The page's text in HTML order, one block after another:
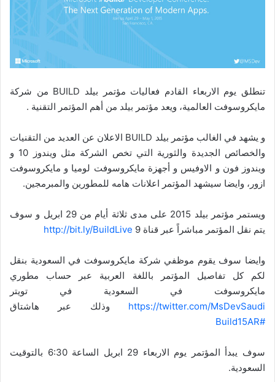
تنطلق يوم الاربعاء القادم فعاليات مؤتمر بيلد BUILD من شركة
مايكروسوفت العالمية، ويعد مؤتمر بيلد من أهم المؤتمر التقنية .
و يشهد في الغالب مؤتمر بيلد BUILD الاعلان عن العديد من التقنيات
والخصائص الجديدة والثورية التي تخص الشركة مثل ويندوز 10 و
ويندوز فون و الاوفيس و أجهزة مايكروسوفت لوميا و مايكروسوفت
ازور، وايضا سيشهد المؤتمر اعلانات هامه للمطورين والمبرمجين.
ويستمر مؤتمر بيلد 2015 على مدى ثلاثة أيام من 29 ابريل و سوف
يتم نقل المؤتمر مباشراً عبر قناة 9
http://bit.ly/BuildLive
وايضا سوف يقوم موظفي شركة مايكروسوفت في السعودية بنقل
لكم كل تفاصيل المؤتمر باللغة العربية عبر حساب مطوري
مايكروسوفت في السعودية في تويتر
https://twitter.com/MsDevSaudi وذلك عبر هاشتاق
#Build15AR
سوف يبدأ المؤتمر يوم الاربعاء 29 ابريل الساعة 6:30 بالتوقيت
السعودية.